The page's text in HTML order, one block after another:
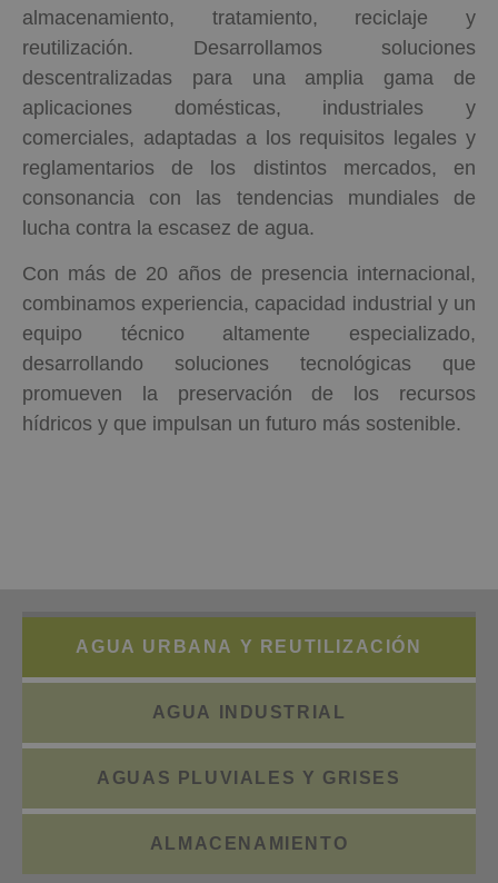
Global Water and
Wastewater Solutions
Catálogo general
almacenamiento, tratamiento, reciclaje y
reutilización. Desarrollamos soluciones
descentralizadas para una amplia gama de
aplicaciones domésticas, industriales y
comerciales, adaptadas a los requisitos legales y
reglamentarios de los distintos mercados, en
consonancia con las tendencias mundiales de
lucha contra la escasez de agua.
Con más de 20 años de presencia internacional,
combinamos experiencia, capacidad industrial y un
equipo técnico altamente especializado,
desarrollando soluciones tecnológicas que
promueven la preservación de los recursos
hídricos y que impulsan un futuro más sostenible.
AGUA URBANA Y REUTILIZACIÓN
AGUA INDUSTRIAL
AGUAS PLUVIALES Y GRISES
ALMACENAMIENTO